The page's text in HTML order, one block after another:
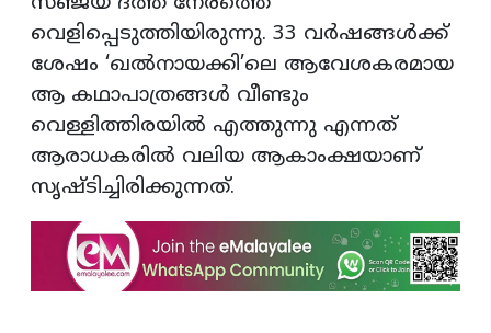
വെളിപ്പെടുത്തിയിരുന്നു. 33 വർഷങ്ങൾക്ക്
ശേഷം ‘ഖൽനായക്കി’ലെ ആവേശകരമായ
ആ കഥാപാത്രങ്ങൾ വീണ്ടും
വെള്ളിത്തിരയിൽ എത്തുന്നു എന്നത്
ആരാധകരിൽ വലിയ ആകാംക്ഷയാണ്
സൃഷ്ടിച്ചിരിക്കുന്നത്.